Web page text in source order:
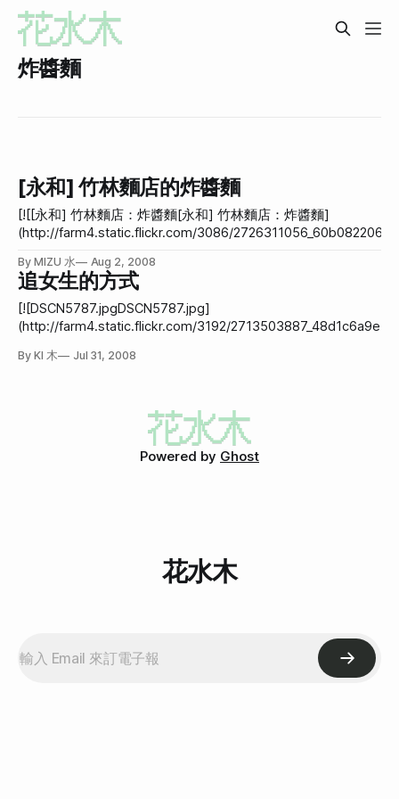
炸醬麵
[永和] 竹林麵店的炸醬麵
[![[永和] 竹林麵店：炸醬麵[永和] 竹林麵店：炸醬麵]
(http://farm4.static.flickr.com/3086/
花水木 的 [永和] 竹林麵店：炸醬麵")我不知該怎麼形容，之前就
[稍微提到這家店](http://hanamizuki.tw/2008/07/30/chasing-
after/)，而今天想好好正式介紹一下。 那就是竹林路上的竹林麵店，
住永和一定要來吃啊！這家店的炸醬麵真的好吃，而且老闆們很
的座位區。 麵要攪一攪才能開始吃，
By MIZU 水 Aug 2, 2008
追女生的方式
[![DSCN5787.jpgDSCN5787.jpg]
(http://farm4.static.flickr.com/3192/
花水木 的 DSCN5787.jpg")這篇絕對不是教學，而是今天吃炸醬
然我好心痛，是真的心臟的位置會痛，妳知道嗎？我一直有這個
病。」把這些話打出來真的會肉麻到想吐，但是男生說這句話的
候，誠懇到讓人真的相信他的心臟有問題，因而心疼地把心事全
By KI 木 Jul 31, 2008
Powered by Ghost
花水木